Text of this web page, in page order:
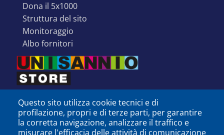
dona il 5x1000
struttura del sito
monitoraggio
albo fornitori
Questo sito utilizza cookie tecnici e di
profilazione, propri e di terze parti, per garantire
la corretta navigazione, analizzare il traffico e
misurare l'efficacia delle attività di comunicazione